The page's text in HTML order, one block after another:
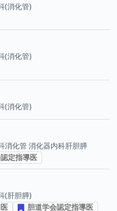
(消化管)
(消化管)
(消化管)
消化管 消化器内科肝胆膵
定指導医
(肝胆膵)
胆道学会認定指導医